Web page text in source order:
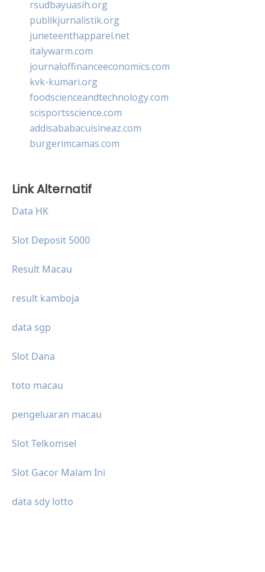
rsudbayuasih.org
publikjurnalistik.org
juneteenthapparel.net
italywarm.com
journaloffinanceeconomics.com
kvk-kumari.org
foodscienceandtechnology.com
scisportsscience.com
addisababacuisineaz.com
burgerimcamas.com
Link Alternatif
Data HK
Slot Deposit 5000
Result Macau
result kamboja
data sgp
Slot Dana
toto macau
pengeluaran macau
Slot Telkomsel
Slot Gacor Malam Ini
data sdy lotto